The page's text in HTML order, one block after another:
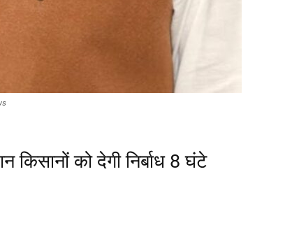
को देगी निर्बाध 8 घंटे